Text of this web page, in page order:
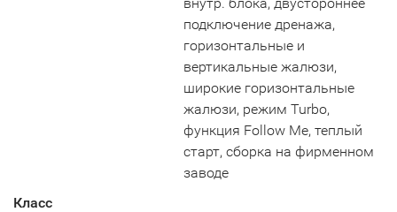
подключение дренажа,
горизонтальные и
вертикальные жалюзи,
широкие горизонтальные
жалюзи, режим Turbo,
функция Follow Me, теплый
старт, сборка на фирменном
заводе
Класс